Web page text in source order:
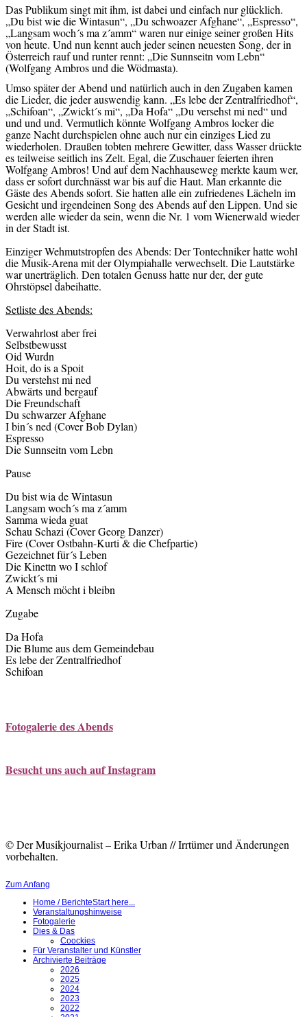
Das Publikum singt mit ihm, ist dabei und einfach nur glücklich.
„Du bist wie die Wintasun“, „Du schwoazer Afghane“, „Espresso“,
„Langsam woch´s ma z´amm“ waren nur einige seiner großen Hits
von heute. Und nun kennt auch jeder seinen neuesten Song, der in
Österreich rauf und runter rennt: „Die Sunnseitn vom Lebn“
(Wolfgang Ambros und die Wödmasta).
Umso später der Abend und natürlich auch in den Zugaben kamen
die Lieder, die jeder auswendig kann. „Es lebe der Zentralfriedhof“,
„Schifoan“, „Zwickt´s mi“, „Da Hofa“ „Du versehst mi ned“ und
und und und. Vermutlich könnte Wolfgang Ambros locker die
ganze Nacht durchspielen ohne auch nur ein einziges Lied zu
wiederholen. Draußen tobten mehrere Gewitter, dass Wasser drückte
es teilweise seitlich ins Zelt. Egal, die Zuschauer feierten ihren
Wolfgang Ambros! Und auf dem Nachhauseweg merkte kaum wer,
dass er sofort durchnässt war bis auf die Haut. Man erkannte die
Gäste des Abends sofort. Sie hatten alle ein zufriedenes Lächeln im
Gesicht und irgendeinen Song des Abends auf den Lippen. Und sie
werden alle wieder da sein, wenn die Nr. 1 vom Wienerwald wieder
in der Stadt ist.
Einziger Wehmutstropfen des Abends: Der Tontechniker hatte wohl
die Musik-Arena mit der Olympiahalle verwechselt. Die Lautstärke
war unerträglich. Den totalen Genuss hatte nur der, der gute
Ohrstöpsel dabeihatte.
Setliste des Abends:
Verwahrlost aber frei
Selbstbewusst
Oid Wurdn
Hoit, do is a Spoit
Du verstehst mi ned
Abwärts und bergauf
Die Freundschaft
Du schwarzer Afghane
I bin´s ned (Cover Bob Dylan)
Espresso
Die Sunnseitn vom Lebn
Pause
Du bist wia de Wintasun
Langsam woch´s ma z´amm
Samma wieda guat
Schau Schazi (Cover Georg Danzer)
Fire (Cover Ostbahn-Kurti & die Chefpartie)
Gezeichnet für´s Leben
Die Kinettn wo I schlof
Zwickt´s mi
A Mensch möcht i bleibn
Zugabe
Da Hofa
Die Blume aus dem Gemeindebau
Es lebe der Zentralfriedhof
Schifoan
Fotogalerie des Abends
Besucht uns auch auf Instagram
© Der Musikjournalist – Erika Urban // Irrtümer und Änderungen
vorbehalten.
Zum Anfang
Home / BerichteStart here...
Veranstaltungshinweise
Fotogalerie
Dies & Das
Coockies
Für Veranstalter und Künstler
Archivierte Beiträge
2026
2025
2024
2023
2022